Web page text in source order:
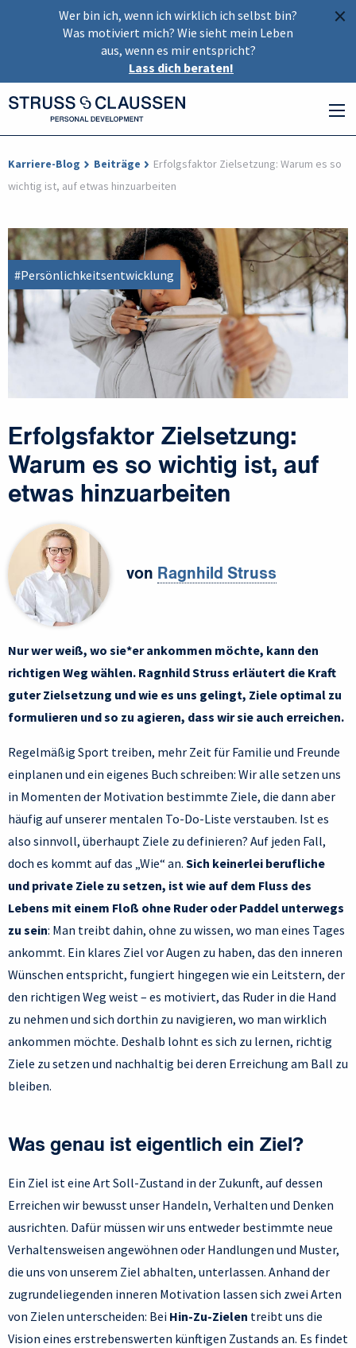
×
Wer bin ich, wenn ich wirklich ich selbst bin?
Was motiviert mich? Wie sieht mein Leben
aus, wenn es mir entspricht?
Lass dich beraten!
Karriere-Blog Beiträge
Erfolgsfaktor Zielsetzung: Warum es so
wichtig ist, auf etwas hinzuarbeiten
#Persönlichkeitsentwicklung
Erfolgsfaktor Zielsetzung:
Warum es so wichtig ist, auf
etwas hinzuarbeiten
von Ragnhild Struss
Nur wer weiß, wo sie*er ankommen möchte, kann den
richtigen Weg wählen. Ragnhild Struss erläutert die Kraft
guter Zielsetzung und wie es uns gelingt, Ziele optimal zu
formulieren und so zu agieren, dass wir sie auch erreichen.
Regelmäßig Sport treiben, mehr Zeit für Familie und Freunde
einplanen und ein eigenes Buch schreiben: Wir alle setzen uns
in Momenten der Motivation bestimmte Ziele, die dann aber
häufig auf unserer mentalen To-Do-Liste verstauben. Ist es
also sinnvoll, überhaupt Ziele zu definieren? Auf jeden Fall,
doch es kommt auf das „Wie“ an. Sich keinerlei berufliche
und private Ziele zu setzen, ist wie auf dem Fluss des
Lebens mit einem Floß ohne Ruder oder Paddel unterwegs
zu sein: Man treibt dahin, ohne zu wissen, wo man eines Tages
ankommt. Ein klares Ziel vor Augen zu haben, das den inneren
Wünschen entspricht, fungiert hingegen wie ein Leitstern, der
den richtigen Weg weist – es motiviert, das Ruder in die Hand
zu nehmen und sich dorthin zu navigieren, wo man wirklich
ankommen möchte. Deshalb lohnt es sich zu lernen, richtig
Ziele zu setzen und nachhaltig bei deren Erreichung am Ball zu
bleiben.
Was genau ist eigentlich ein Ziel?
Ein Ziel ist eine Art Soll-Zustand in der Zukunft, auf dessen
Erreichen wir bewusst unser Handeln, Verhalten und Denken
ausrichten. Dafür müssen wir uns entweder bestimmte neue
Verhaltensweisen angewöhnen oder Handlungen und Muster,
die uns von unserem Ziel abhalten, unterlassen. Anhand der
zugrundeliegenden inneren Motivation lassen sich zwei Arten
von Zielen unterscheiden: Bei Hin-Zu-Zielen treibt uns die
Vision eines erstrebenswerten künftigen Zustands an. Es findet